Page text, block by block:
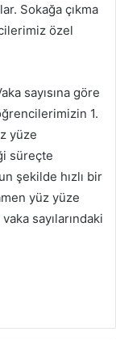
Sokağa çıkma
özel
sayısına göre
1.
yüze
süreçte
şekilde hızlı bir
yüz yüze
sayılarındaki